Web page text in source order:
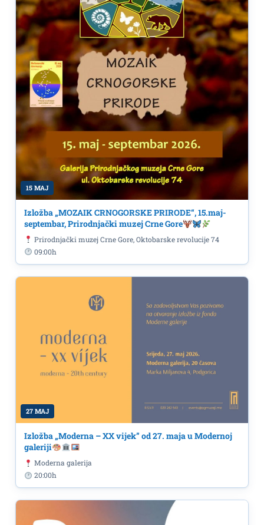
15 MAJ
Izložba „MOZAIK CRNOGORSKE PRIRODE“, 15.maj-
septembar, Prirodnjački muzej Crne Gore
Prirodnjački muzej Crne Gore, Oktobarske revolucije 74
09:00h
27 MAJ
Izložba „Moderna – XX vijek” od 27. maja u Modernoj
galeriji
Moderna galerija
20:00h